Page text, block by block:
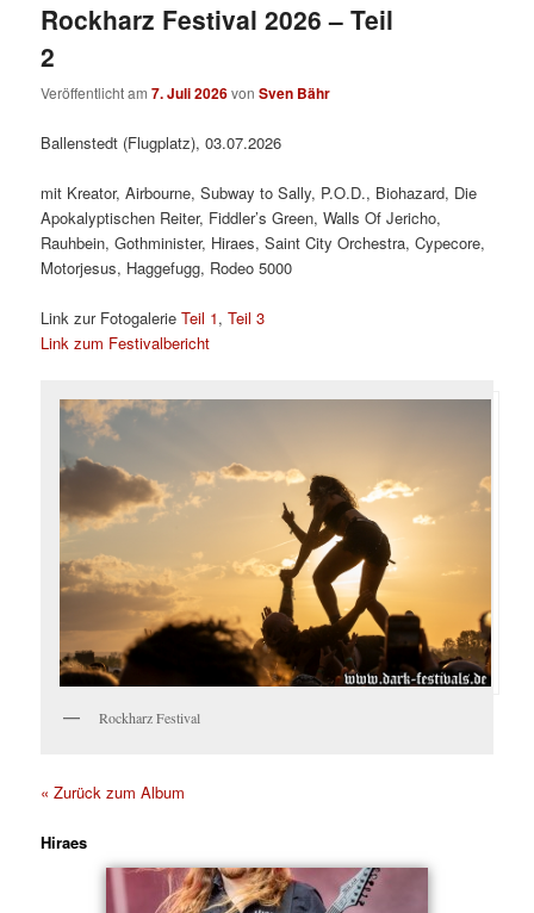
Rockharz Festival 2026 – Teil
2
Veröffentlicht am7. Juli 2026vonSven Bähr
Ballenstedt (Flugplatz), 03.07.2026
mit Kreator, Airbourne, Subway to Sally, P.O.D., Biohazard, Die
Apokalyptischen Reiter, Fiddler’s Green, Walls Of Jericho,
Rauhbein, Gothminister, Hiraes, Saint City Orchestra, Cypecore,
Motorjesus, Haggefugg, Rodeo 5000
Link zur FotogalerieTeil 1,Teil 3
Link zum Festivalbericht
Rockharz Festival
« Zurück zum Album
Hiraes